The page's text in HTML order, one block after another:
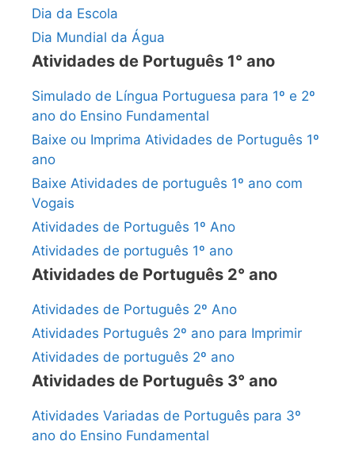
Dia da Escola
Dia Mundial da Água
Atividades de Português 1° ano
Simulado de Língua Portuguesa para 1º e 2º
ano do Ensino Fundamental
Baixe ou Imprima Atividades de Português 1º
ano
Baixe Atividades de português 1º ano com
Vogais
Atividades de Português 1º Ano
Atividades de português 1º ano
Atividades de Português 2° ano
Atividades de Português 2º Ano
Atividades Português 2º ano para Imprimir
Atividades de português 2º ano
Atividades de Português 3° ano
Atividades Variadas de Português para 3º
ano do Ensino Fundamental